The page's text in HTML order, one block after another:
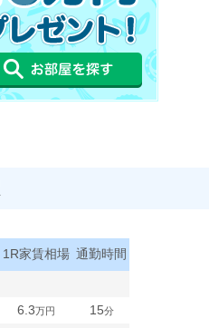
1R家賃相場 通勤時間
6.3万円 15分